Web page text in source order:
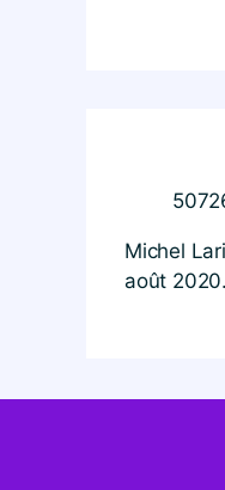
Michel
août 2020.